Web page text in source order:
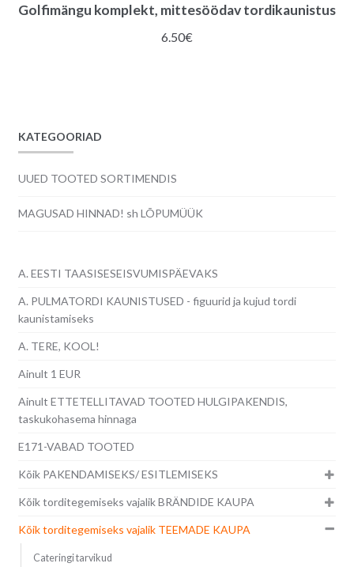
Golfimängu komplekt, mittesöödav tordikaunistus
6.50€
KATEGOORIAD
UUED TOOTED SORTIMENDIS
MAGUSAD HINNAD! sh LÕPUMÜÜK
A. EESTI TAASISESEISVUMISPÄEVAKS
A. PULMATORDI KAUNISTUSED - figuurid ja kujud tordi
kaunistamiseks
A. TERE, KOOL!
Ainult 1 EUR
Ainult ETTETELLITAVAD TOOTED HULGIPAKENDIS,
taskukohasema hinnaga
E171-VABAD TOOTED
Kõik PAKENDAMISEKS/ ESITLEMISEKS
Kõik torditegemiseks vajalik BRÄNDIDE KAUPA
Kõik torditegemiseks vajalik TEEMADE KAUPA
Cateringi tarvikud